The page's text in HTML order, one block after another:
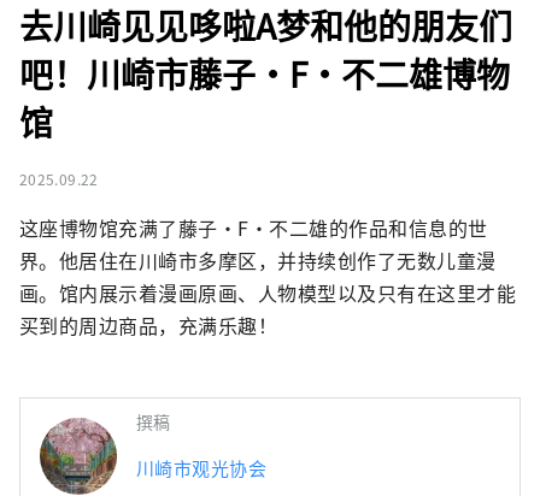
去川崎见见哆啦A梦和他的朋友们
吧！川崎市藤子·F·不二雄博物
馆
2025.09.22
这座博物馆充满了藤子·F·不二雄的作品和信息的世
界。他居住在川崎市多摩区，并持续创作了无数儿童漫
画。馆内展示着漫画原画、人物模型以及只有在这里才能
买到的周边商品，充满乐趣！
撰稿
川崎市观光协会